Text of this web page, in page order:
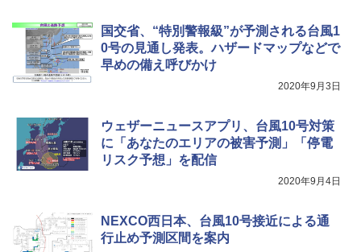
ATCW-150B エクルベージュ
￥-
￥3,080
国交省、“特別警報級”が予測される台風1
0号の見通し発表。ハザードマップなどで
早めの備え呼びかけ
2020年9月3日
ウェザーニュースアプリ、台風10号対策
に「あなたのエリアの被害予測」「停電
リスク予想」を配信
2020年9月4日
NEXCO西日本、台風10号接近による通
行止め予測区間を案内